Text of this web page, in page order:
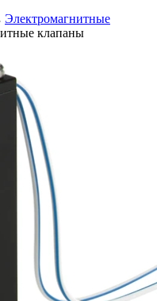
Электромагнитные
клапаны